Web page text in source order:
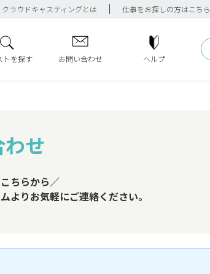
クラウドキャスティングとは 仕事をお探しの方はこちら
トを探す お問い合わせ ヘルプ
せ
ちらから／
よりお気軽にご連絡ください。